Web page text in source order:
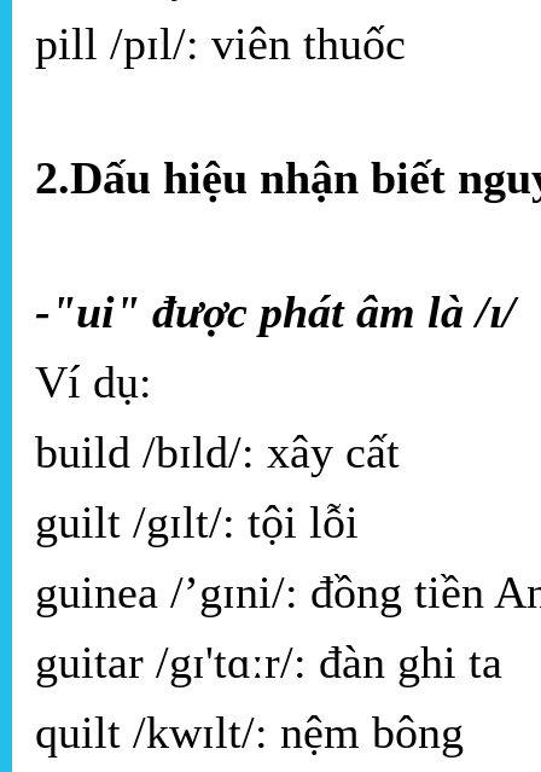
pill /pɪl/: viên thuốc
2.Dấu hiệu nhận biết
-"ui" được phát âm là /ɪ/
Ví dụ:
build /bɪld/: xây cất
guilt /gɪlt/: tội lỗi
guinea /’gɪni/: đồng tiền
guitar /gɪ'tɑːr/: đàn ghi ta
quilt /kwɪlt/: nệm bông